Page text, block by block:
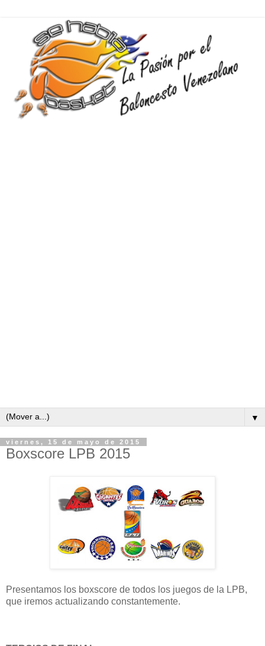
▼
viernes, 15 de mayo de 2015
Boxscore LPB 2015
Presentamos los boxscore de todos los juegos de la LPB,
que iremos actualizando constantemente.